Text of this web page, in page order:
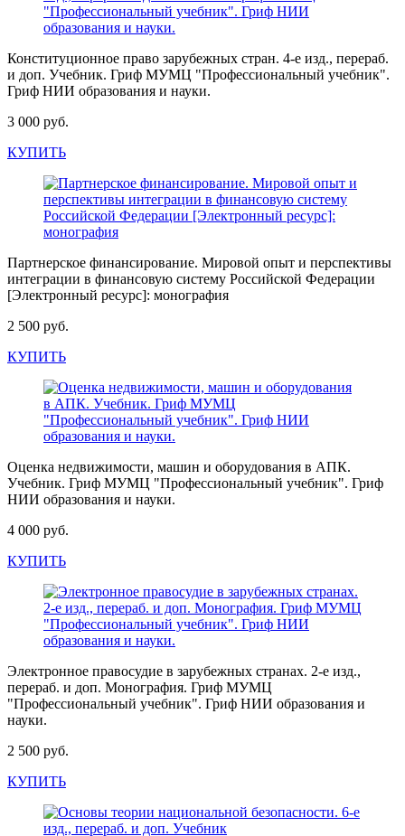
Конституционное право зарубежных стран. 4-е изд., перераб.
и доп. Учебник. Гриф МУМЦ "Профессиональный учебник".
Гриф НИИ образования и науки.
3 000 руб.
КУПИТЬ
Партнерское финансирование. Мировой опыт и перспективы
интеграции в финансовую систему Российской Федерации
[Электронный ресурс]: монография
2 500 руб.
КУПИТЬ
Оценка недвижимости, машин и оборудования в АПК.
Учебник. Гриф МУМЦ "Профессиональный учебник". Гриф
НИИ образования и науки.
4 000 руб.
КУПИТЬ
Электронное правосудие в зарубежных странах. 2-е изд.,
перераб. и доп. Монография. Гриф МУМЦ
"Профессиональный учебник". Гриф НИИ образования и
науки.
2 500 руб.
КУПИТЬ